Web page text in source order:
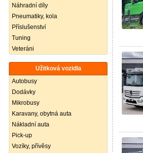
Náhradní díly
Pneumatiky, kola
Příslušenství
Tuning
Veteráni
Užitková vozidla
Autobusy
Dodávky
Mikrobusy
Karavany, obytná auta
Nákladní auta
Pick-up
Vozíky, přívěsy